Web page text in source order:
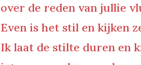
over de reden van jullie
Even is het stil en kijken
Ik laat de stilte duren en